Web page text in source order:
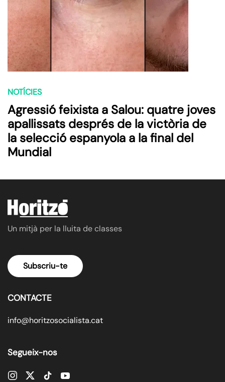
NOTÍCIES
Agressió feixista a Salou: quatre joves
apallissats després de la victòria de
la selecció espanyola a la final del
Mundial
Un mitjà per la lluita de classes
Subscriu-te
CONTACTE
info@horitzosocialista.cat
Segueix-nos